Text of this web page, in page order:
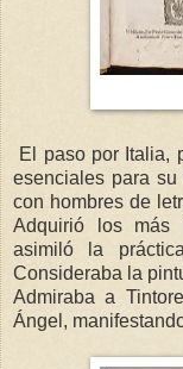
El paso por Italia,
esenciales para su
con hombres de
Adquirió los más
asimiló la
Consideraba la
Admiraba a
Ángel,